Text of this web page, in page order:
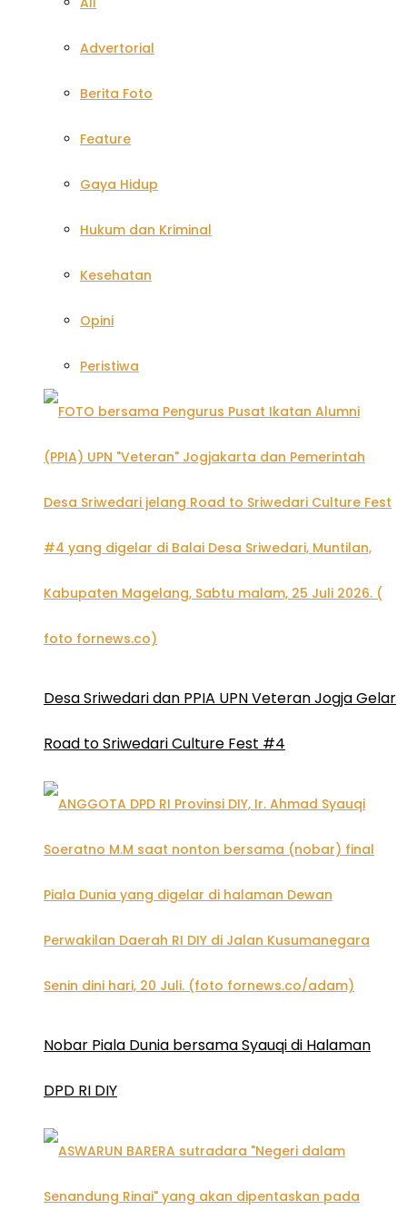
Advertorial
Berita Foto
Feature
Gaya Hidup
Hukum dan Kriminal
Kesehatan
Opini
Peristiwa
Desa Sriwedari dan PPIA UPN Veteran Jogja Gelar
Road to Sriwedari Culture Fest #4
Nobar Piala Dunia bersama Syauqi di Halaman
DPD RI DIY